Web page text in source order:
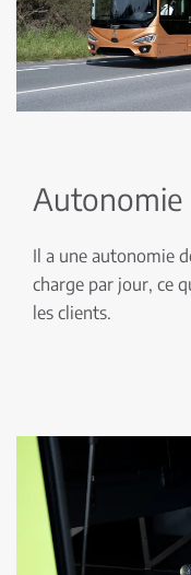
Autonomie
Il a une autonomie
charge par jour, ce
les clients.